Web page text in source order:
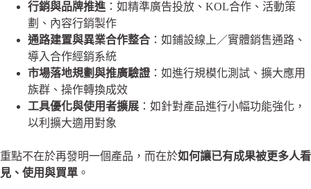
行銷與品牌推進 ：如精準廣告投放、KOL合作、活動策
劃、內容行銷製作
通路建置與異業合作整合 ：如鋪設線上／實體銷售通路、
導入合作經銷系統
市場落地規劃與推廣驗證 ：如進行規模化測試、擴大應用
族群、操作轉換成效
工具優化與使用者擴展 ：如針對產品進行小幅功能強化，
以利擴大適用對象
重點不在於再發明一個產品，而在於如何讓已有成果被更多人看
見、使用與買單 。